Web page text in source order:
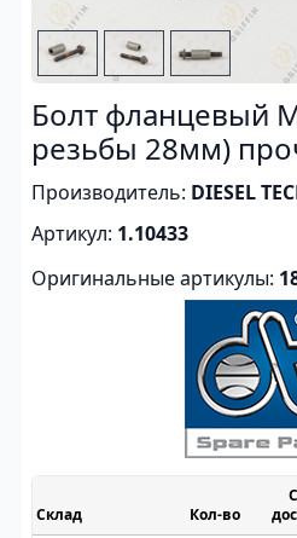
Болт фланцевый
резьбы 28мм)
Производитель: DIESEL
Артикул: 1.10433
Оригинальные артикулы:
Склад